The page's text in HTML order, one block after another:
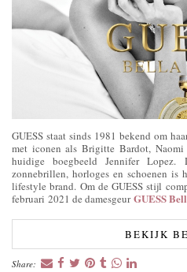
GUESS staat sinds 1981 bekend om
met iconen als Brigitte Bardot,
huidige boegbeeld Jennifer Lopez.
zonnebrillen, horloges en schoenen
lifestyle brand. Om de GUESS stijl
februari 2021 de damesgeurGUESS
BEKIJK
Share: